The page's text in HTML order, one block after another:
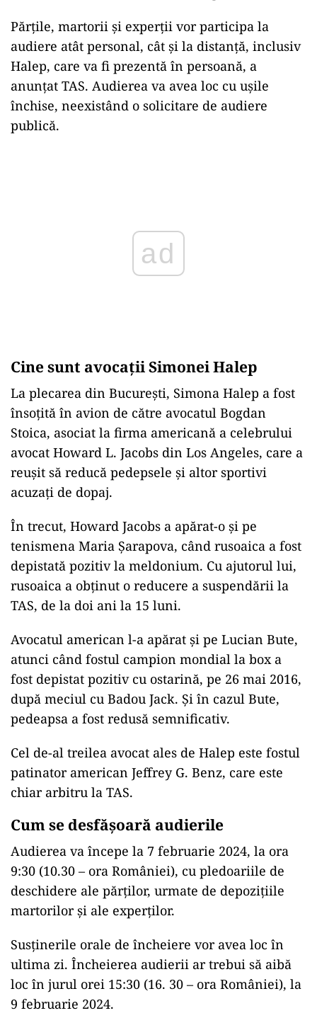
Părţile, martorii şi experţii vor participa la
audiere atât personal, cât şi la distanţă, inclusiv
Halep, care va fi prezentă în persoană, a
anunțat TAS. Audierea va avea loc cu uşile
închise, neexistând o solicitare de audiere
publică.
Cine sunt avocații Simonei Halep
La plecarea din București, Simona Halep a fost
însoțită în avion de către avocatul Bogdan
Stoica, asociat la firma americană a celebrului
avocat Howard L. Jacobs din Los Angeles, care a
reușit să reducă pedepsele și altor sportivi
acuzați de dopaj.
În trecut, Howard Jacobs a apărat-o și pe
tenismena Maria Șarapova, când rusoaica a fost
depistată pozitiv la meldonium. Cu ajutorul lui,
rusoaica a obținut o reducere a suspendării la
TAS, de la doi ani la 15 luni.
Avocatul american l-a apărat și pe Lucian Bute,
atunci când fostul campion mondial la box a
fost depistat pozitiv cu ostarină, pe 26 mai 2016,
după meciul cu Badou Jack. Și în cazul Bute,
pedeapsa a fost redusă semnificativ.
Cel de-al treilea avocat ales de Halep este fostul
patinator american Jeffrey G. Benz, care este
chiar arbitru la TAS.
Cum se desfășoară audierile
Audierea va începe la 7 februarie 2024, la ora
9:30 (10.30 – ora României), cu pledoariile de
deschidere ale părţilor, urmate de depoziţiile
martorilor şi ale experţilor.
Susţinerile orale de încheiere vor avea loc în
ultima zi. Încheierea audierii ar trebui să aibă
loc în jurul orei 15:30 (16. 30 – ora României), la
9 februarie 2024.